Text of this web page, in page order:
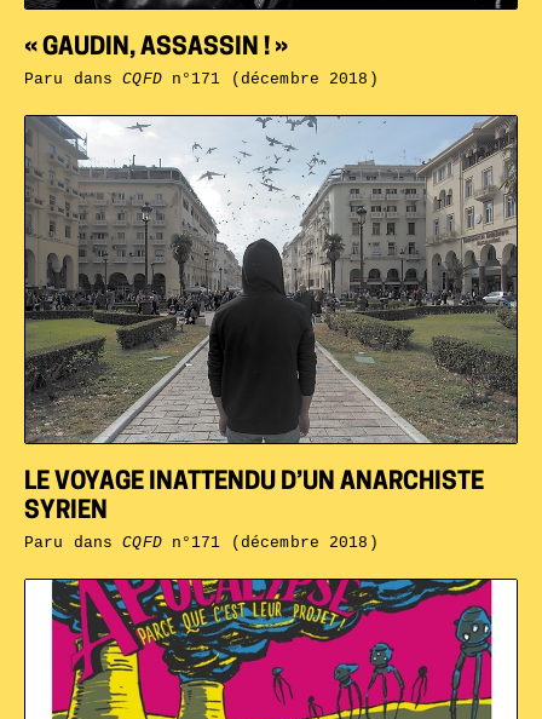
LE VOYAGE INATTENDU D’UN ANARCHISTE
SYRIEN
Paru dansCQFDn°171 (décembre 2018)
« GAUDIN, ASSASSIN ! »
Paru dansCQFDn°171 (décembre 2018)